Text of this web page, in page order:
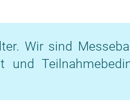
Wir sind
und